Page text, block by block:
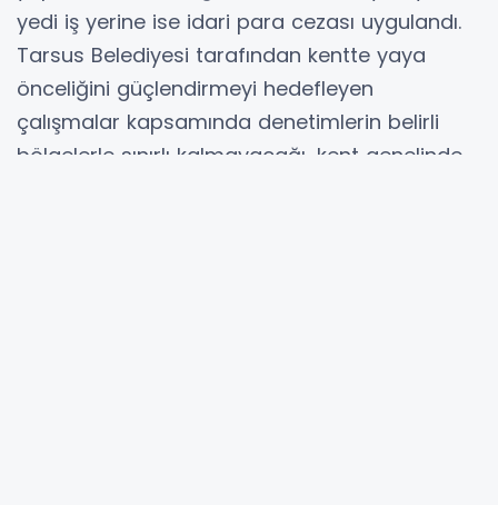
yedi iş yerine ise idari para cezası uygulandı.
Tarsus Belediyesi tarafından kentte yaya
önceliğini güçlendirmeyi hedefleyen
çalışmalar kapsamında denetimlerin belirli
bölgelerle sınırlı kalmayacağı, kent genelinde